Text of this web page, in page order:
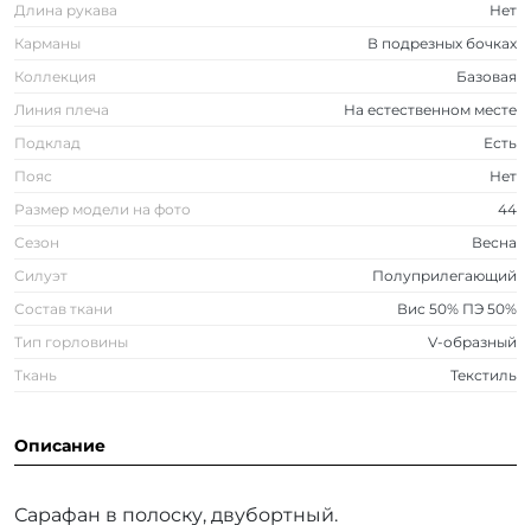
Длина рукава
Нет
Карманы
В подрезных бочках
Коллекция
Базовая
Линия плеча
На естественном месте
Подклад
Есть
Пояс
Нет
Размер модели на фото
44
Сезон
Весна
Силуэт
Полуприлегающий
Состав ткани
Вис 50% ПЭ 50%
Тип горловины
V-образный
Ткань
Текстиль
Описание
Сарафан в полоску, двубортный.